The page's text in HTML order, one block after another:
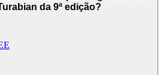
da 9ª edição?